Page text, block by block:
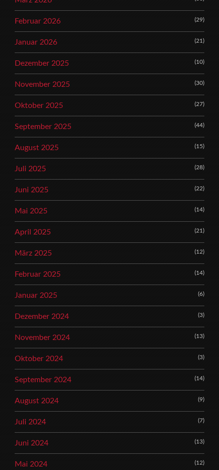
Februar 2026 (29)
Januar 2026 (21)
Dezember 2025 (10)
November 2025 (30)
Oktober 2025 (27)
September 2025 (44)
August 2025 (15)
Juli 2025 (28)
Juni 2025 (22)
Mai 2025 (14)
April 2025 (21)
März 2025 (12)
Februar 2025 (14)
Januar 2025 (6)
Dezember 2024 (3)
November 2024 (13)
Oktober 2024 (3)
September 2024 (14)
August 2024 (9)
Juli 2024 (7)
Juni 2024 (13)
Mai 2024 (12)